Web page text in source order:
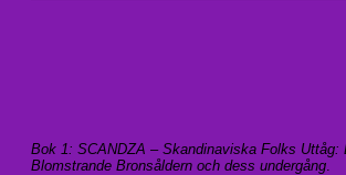
Bok 1: SCANDZA – Skandinaviska Folks Uttåg:
Blomstrande Bronsåldern och dess undergång